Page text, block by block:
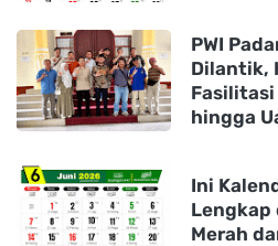
PWI
Dilantik,
Fasilitasi
hingga
Ini
Lengkap
Merah